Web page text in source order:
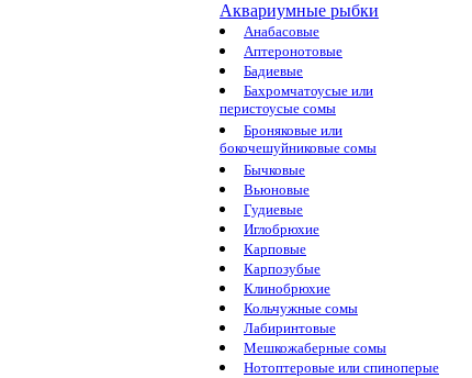
Аквариумные рыбки
Анабасовые
Аптеронотовые
Бадиевые
Бахромчатоусые или
перистоусые сомы
Броняковые или
бокочешуйниковые сомы
Бычковые
Вьюновые
Гудиевые
Иглобрюхие
Карповые
Карпозубые
Клинобрюхие
Кольчужные сомы
Лабиринтовые
Мешкожаберные сомы
Нотоптеровые или спиноперые